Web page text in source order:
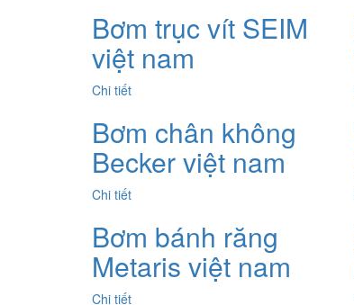
Bơm trục vít SEIM
việt nam
Chi tiết
Bơm chân không
Becker việt nam
Chi tiết
Bơm bánh răng
Metaris việt nam
Chi tiết